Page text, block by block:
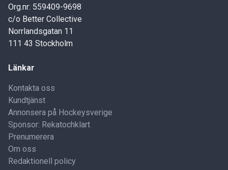
Org.nr: 559409-9698
c/o Better Collective
Norrlandsgatan 11
111 43 Stockholm
Länkar
Kontakta oss
Kundtjänst
Annonsera på Hockeysverige
Sponsor: Rekatochklart
Prenumerera
Om oss
Redaktionell policy